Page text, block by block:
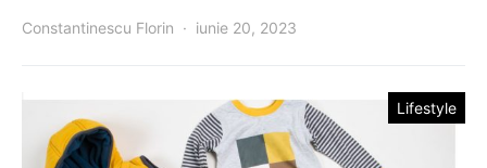
Constantinescu Florin iunie 20, 2023
Lifestyle